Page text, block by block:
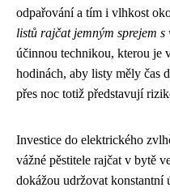
odpařování a tím i vlhkost
listů rajčat jemným sprejem
účinnou technikou, kterou je
hodinách, aby listy měly čas
přes noc totiž představují
Investice do elektrického
vážné pěstitele rajčat v bytě
dokážou udržovat